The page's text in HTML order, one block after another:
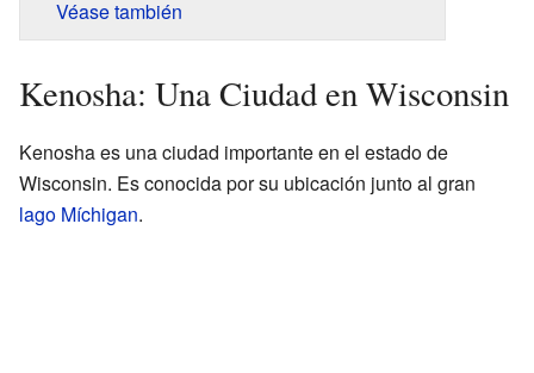
Véase también
Kenosha: Una Ciudad en Wisconsin
Kenosha es una ciudad importante en el estado de
Wisconsin. Es conocida por su ubicación junto al gran
lago Míchigan.